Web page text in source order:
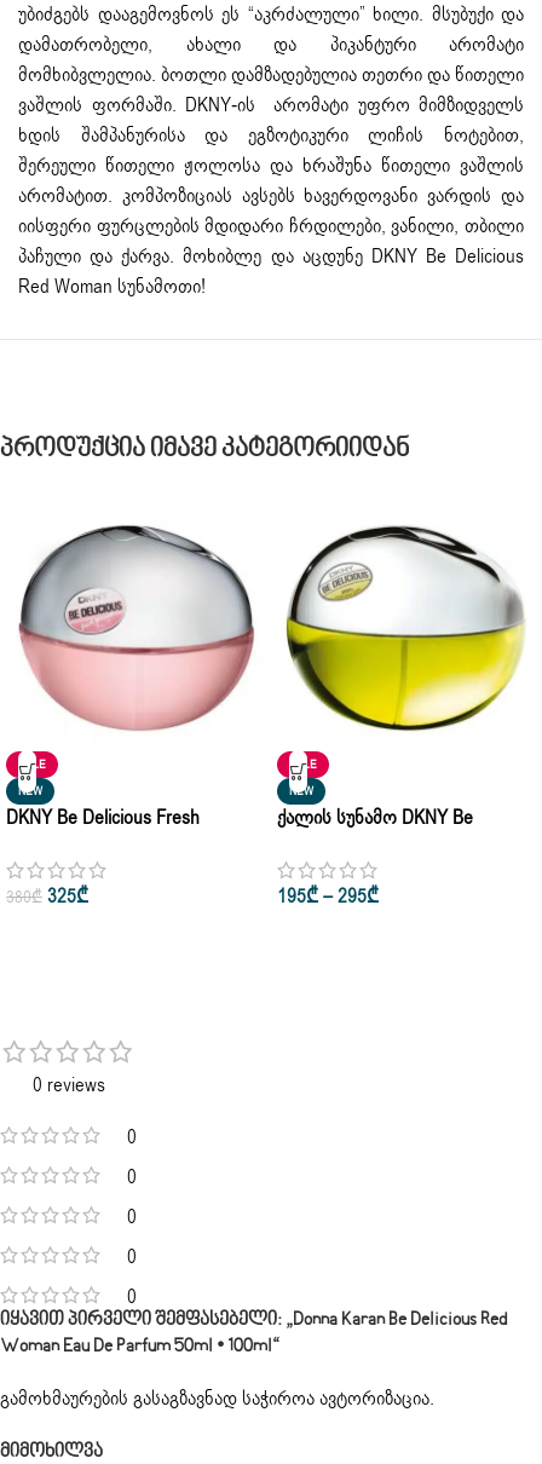
უბიძგებს დააგემოვნოს ეს “აკრძალული” ხილი. მსუბუქი და
დამათრობელი, ახალი და პიკანტური არომატი
მომხიბვლელია. ბოთლი დამზადებულია თეთრი და წითელი
ვაშლის ფორმაში. DKNY-ის არომატი უფრო მიმზიდველს
ხდის შამპანურისა და ეგზოტიკური ლიჩის ნოტებით,
შერეული წითელი ჟოლოსა და ხრაშუნა წითელი ვაშლის
არომატით. კომპოზიციას ავსებს ხავერდოვანი ვარდის და
იისფერი ფურცლების მდიდარი ჩრდილები, ვანილი, თბილი
პაჩული და ქარვა. მოხიბლე და აცდუნე DKNY Be Delicious
Red Woman სუნამოთი!
Პროდუქცია Იმავე Კატეგორიიდან
SALE
NEW
DKNY Be Delicious Fresh
Parfum 50ml • 100ml
380₾ 325₾
SALE
NEW
Ქალის Სუნამო DKNY Be
Parfum 30ml • 50ml • 100ml
195₾–295₾
0 reviews
0
0
0
0
0
Მიმოხილვა
Იყავით Პირველი Შემფასებელი: „Donna Karan Be Delicious Red
Woman Eau De Parfum 50ml • 100ml“
გამოხმაურების გასაგზავნად საჭიროაავტორიზაცია.